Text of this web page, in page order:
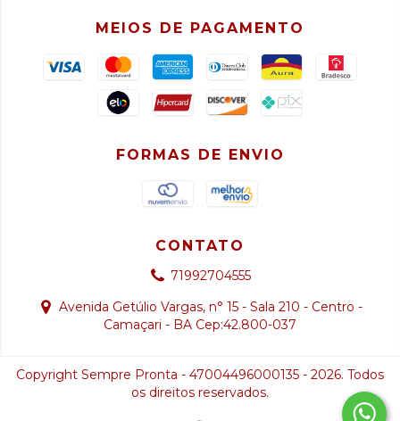
MEIOS DE PAGAMENTO
FORMAS DE ENVIO
CONTATO
71992704555
Avenida Getúlio Vargas, n° 15 - Sala 210 - Centro -
Camaçari - BA Cep:42.800-037
Copyright Sempre Pronta - 47004496000135 - 2026. Todos
os direitos reservados.